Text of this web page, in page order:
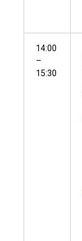
14:00
–
15:30